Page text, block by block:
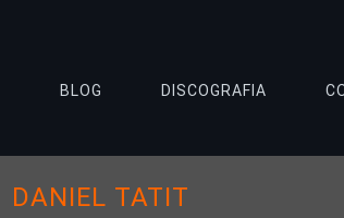
BLOG DISCOGRAFIA
DANIEL TATIT